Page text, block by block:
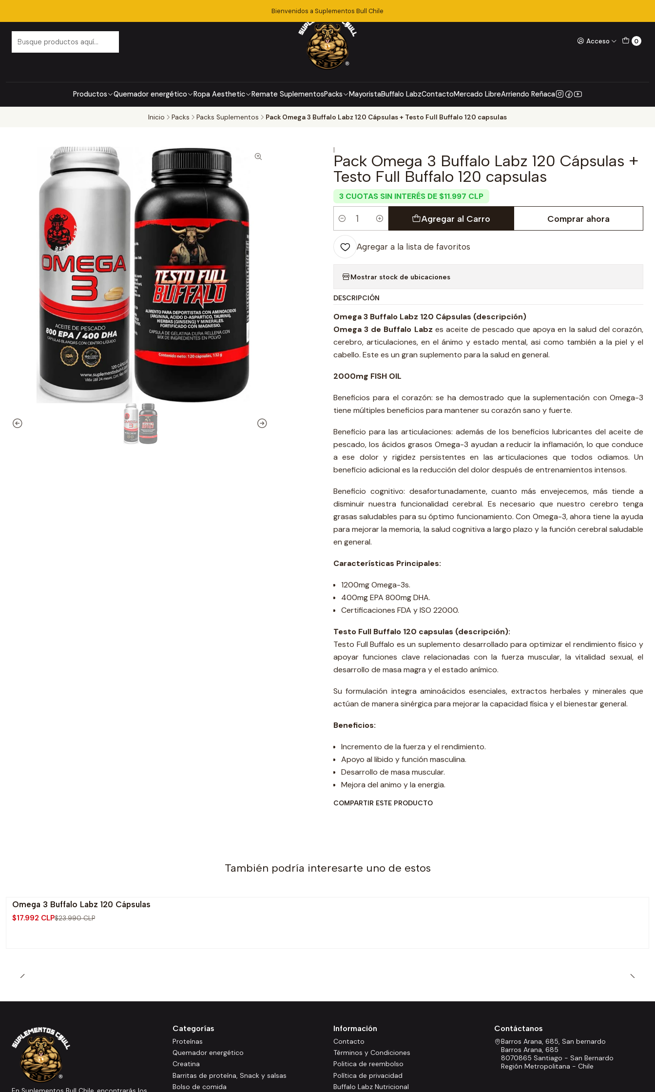
Acceso 0
Productos Quemador energético Ropa Aesthetic Remate SuplementosPacks MayoristaBuffalo LabzContactoMercado LibreArriendo Reñaca
Bienvenidos a Suplementos Bull Chile
Inicio Packs Packs Suplementos Pack Omega 3 Buffalo Labz 120 Cápsulas + Testo Full Buffalo 120 capsulas
|
Pack Omega 3 Buffalo Labz 120 Cápsulas +
Testo Full Buffalo 120 capsulas
3 CUOTAS SIN INTERÉS DE $11.997 CLP
Cantidad
Agregar al Carro Comprar ahora
Agregar a la lista de favoritos
Mostrar stock de ubicaciones
DESCRIPCIÓN
Omega 3 Buffalo Labz 120 Cápsulas (descripción)
Omega 3 de Buffalo Labz es aceite de pescado que apoya en la salud del corazón,
cerebro, articulaciones, en el ánimo y estado mental, asi como también a la piel y el
cabello. Este es un gran suplemento para la salud en general.
2000mg FISH OIL
Beneficios para el corazón: se ha demostrado que la suplementación con Omega-3
tiene múltiples beneficios para mantener su corazón sano y fuerte.
Beneficio para las articulaciones: además de los beneficios lubricantes del aceite de
pescado, los ácidos grasos Omega-3 ayudan a reducir la inflamación, lo que conduce
a ese dolor y rigidez persistentes en las articulaciones que todos odiamos. Un
beneficio adicional es la reducción del dolor después de entrenamientos intensos.
Beneficio cognitivo: desafortunadamente, cuanto más envejecemos, más tiende a
disminuir nuestra funcionalidad cerebral. Es necesario que nuestro cerebro tenga
grasas saludables para su óptimo funcionamiento. Con Omega-3, ahora tiene la ayuda
para mejorar la memoria, la salud cognitiva a largo plazo y la función cerebral saludable
en general.
Características Principales:
1200mg Omega-3s.
400mg EPA 800mg DHA.
Certificaciones FDA y ISO 22000.
Testo Full Buffalo 120 capsulas (descripción):
Testo Full Buffalo es un suplemento desarrollado para optimizar el rendimiento físico y
apoyar funciones clave relacionadas con la fuerza muscular, la vitalidad sexual, el
desarrollo de masa magra y el estado anímico.
Su formulación integra aminoácidos esenciales, extractos herbales y minerales que
actúan de manera sinérgica para mejorar la capacidad física y el bienestar general.
Beneficios:
Incremento de la fuerza y el rendimiento.
Apoyo al libido y función masculina.
Desarrollo de masa muscular.
Mejora del animo y la energia.
COMPARTIR ESTE PRODUCTO
También podría interesarte uno de estos
-25% OFF
Omega 3 Buffalo Labz 120 Cápsulas
$17.992 CLP$23.990 CLP
Categorías
Proteínas
Quemador energético
Creatina
Barritas de proteína, Snack y salsas
Bolso de comida
Información
Contacto
Términos y Condiciones
Politica de reembolso
Política de privacidad
Buffalo Labz Nutricional
Contáctanos
Barros Arana, 685, San bernardo
Barros Arana, 685
8070865 Santiago - San Bernardo
Región Metropolitana - Chile